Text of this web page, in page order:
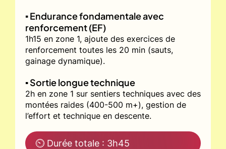
▪️ Endurance fondamentale avec
renforcement (EF)
1h15 en zone 1, ajoute des exercices de
renforcement toutes les 20 min (sauts,
gainage dynamique).
▪️ Sortie longue technique
2h en zone 1 sur sentiers techniques avec des
montées raides (400-500 m+), gestion de
l’effort et technique en descente.
⏲ Durée totale : 3h45